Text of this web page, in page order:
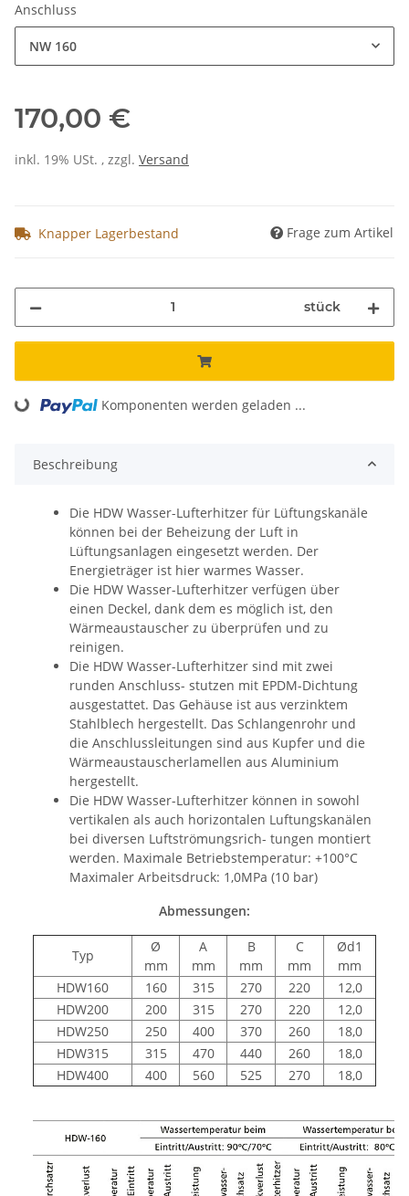
Anschluss
NW 160
170,00 €
inkl. 19% USt. , zzgl. Versand
Knapper Lagerbestand Frage zum Artikel
stück
Loading... Komponenten werden geladen ...
Beschreibung
Die HDW Wasser-Lufterhitzer für Lüftungskanäle
können bei der Beheizung der Luft in
Lüftungsanlagen eingesetzt werden. Der
Energieträger ist hier warmes Wasser.
Die HDW Wasser-Lufterhitzer verfügen über
einen Deckel, dank dem es möglich ist, den
Wärmeaustauscher zu überprüfen und zu
reinigen.
Die HDW Wasser-Lufterhitzer sind mit zwei
runden Anschluss- stutzen mit EPDM-Dichtung
ausgestattet. Das Gehäuse ist aus verzinktem
Stahlblech hergestellt. Das Schlangenrohr und
die Anschlussleitungen sind aus Kupfer und die
Wärmeaustauscherlamellen aus Aluminium
hergestellt.
Die HDW Wasser-Lufterhitzer können in sowohl
vertikalen als auch horizontalen Luftungskanälen
bei diversen Luftströmungsrich- tungen montiert
werden. Maximale Betriebstemperatur: +100°C
Maximaler Arbeitsdruck: 1,0MPa (10 bar)
Abmessungen:
Typ
Ø
mm
A
mm
B
mm
C
mm
Ød1
mm
HDW160
160 315 270 220
12,0
HDW200
200 315 270 220
12,0
HDW250
250 400 370 260
18,0
HDW315
315 470 440 260
18,0
HDW400
400 560 525 270 18,0